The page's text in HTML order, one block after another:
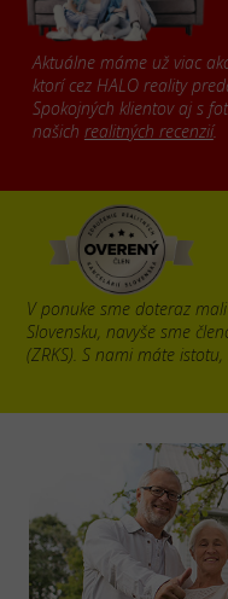
Aktuálne máme už viac
ktorí cez HALO reality
Spokojných klientov aj s
našich realitných recenzií.
V ponuke sme doteraz
Slovensku, navyše sme
(ZRKS). S nami máte